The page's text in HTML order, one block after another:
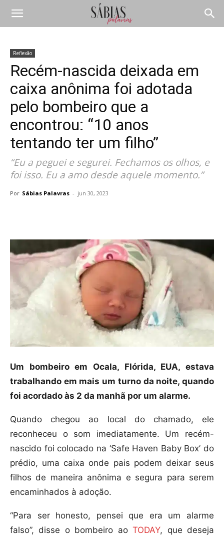
Reflexão
Recém-nascida deixada em
caixa anônima foi adotada
pelo bombeiro que a
encontrou: “10 anos
tentando ter um filho”
“Eu a peguei e segurei. Fechamos os olhos, e
foi isso. Eu a amo desde aquele momento.”
Por Sábias Palavras - jun 30, 2023
Um bombeiro em Ocala, Flórida, EUA, estava
trabalhando em mais um turno da noite, quando
foi acordado às 2 da manhã por um alarme.
Quando chegou ao local do chamado, ele
reconheceu o som imediatamente. Um recém-
nascido foi colocado na ‘Safe Haven Baby Box’ do
prédio, uma caixa onde pais podem deixar seus
filhos de maneira anônima e segura para serem
encaminhados à adoção.
“Para ser honesto, pensei que era um alarme
falso”, disse o bombeiro aoTODAY, que deseja